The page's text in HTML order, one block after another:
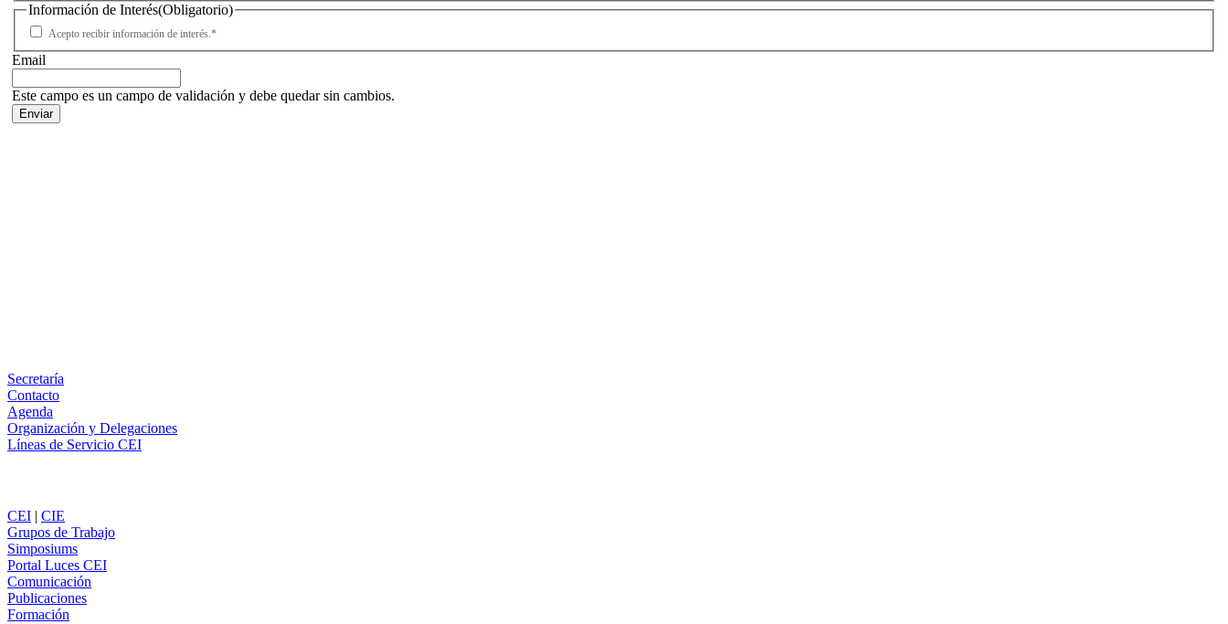
Información de Interés(Obligatorio)
Acepto recibir información de interés.*
Email
Este campo es un campo de validación y debe quedar sin cambios.
Secretaría
Contacto
Agenda
Organización y Delegaciones
Líneas de Servicio CEI
CEI | CIE
Grupos de Trabajo
Simposiums
Portal Luces CEI
Comunicación
Publicaciones
Formación